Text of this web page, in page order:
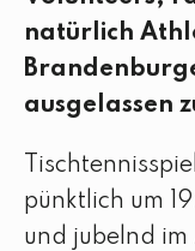
natürlich
ausgelassen
pünktlich um
und jubelnd